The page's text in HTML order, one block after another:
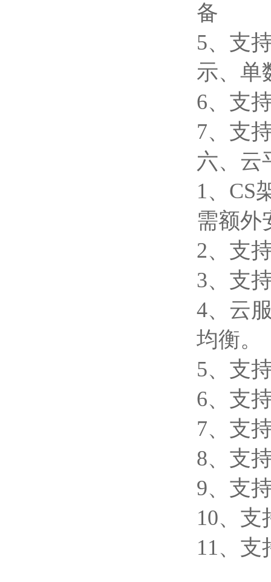
备
5、支
示、单
6、支
7、支
六、云
1、CS
需额外
2、支
3、支
4、云
均衡。
5、支
6、支
7、支
8、支
9、支
10、支
11、支